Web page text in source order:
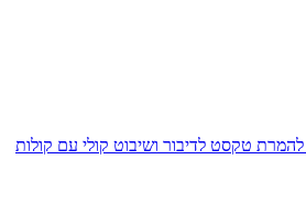
טקסט לדיבור ושיבוט קולי עם קולות